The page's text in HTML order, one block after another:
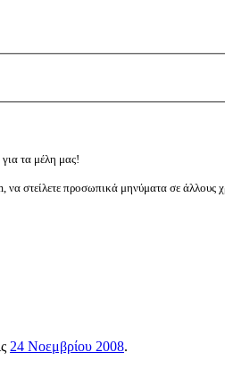
για τα μέλη μας!
στείλετε προσωπικά μηνύματα σε
24 Νοεμβρίου 2008.